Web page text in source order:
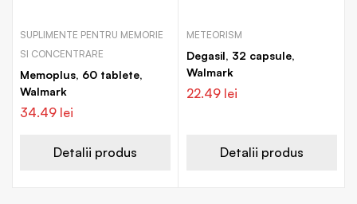
SUPLIMENTE PENTRU MEMORIE
SI CONCENTRARE
Memoplus, 60 tablete,
Walmark
34.49 lei
Detalii produs
METEORISM
Degasil, 32 capsule,
Walmark
22.49 lei
Detalii produs